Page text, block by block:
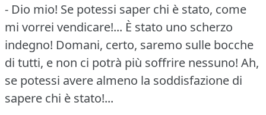
- Dio mio! Se potessi saper chi è stato, come
mi vorrei vendicare!... È stato uno scherzo
indegno! Domani, certo, saremo sulle bocche
di tutti, e non ci potrà più soffrire nessuno! Ah,
se potessi avere almeno la soddisfazione di
sapere chi è stato!...